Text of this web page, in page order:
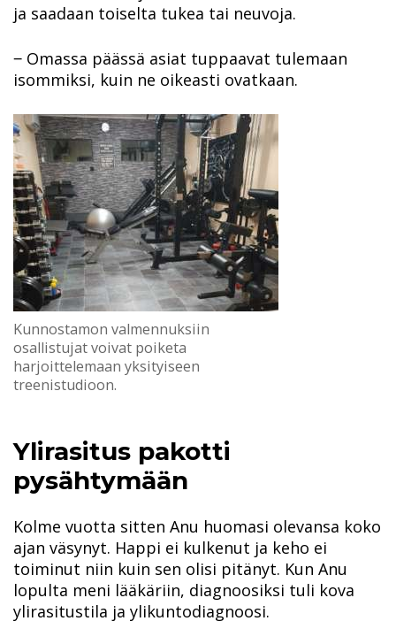
ja saadaan toiselta tukea tai neuvoja.
‒ Omassa päässä asiat tuppaavat tulemaan
isommiksi, kuin ne oikeasti ovatkaan.
Kunnostamon valmennuksiin
osallistujat voivat poiketa
harjoittelemaan yksityiseen
treenistudioon.
Ylirasitus pakotti
pysähtymään
Kolme vuotta sitten Anu huomasi olevansa koko
ajan väsynyt. Happi ei kulkenut ja keho ei
toiminut niin kuin sen olisi pitänyt. Kun Anu
lopulta meni lääkäriin, diagnoosiksi tuli kova
ylirasitustila ja ylikuntodiagnoosi.